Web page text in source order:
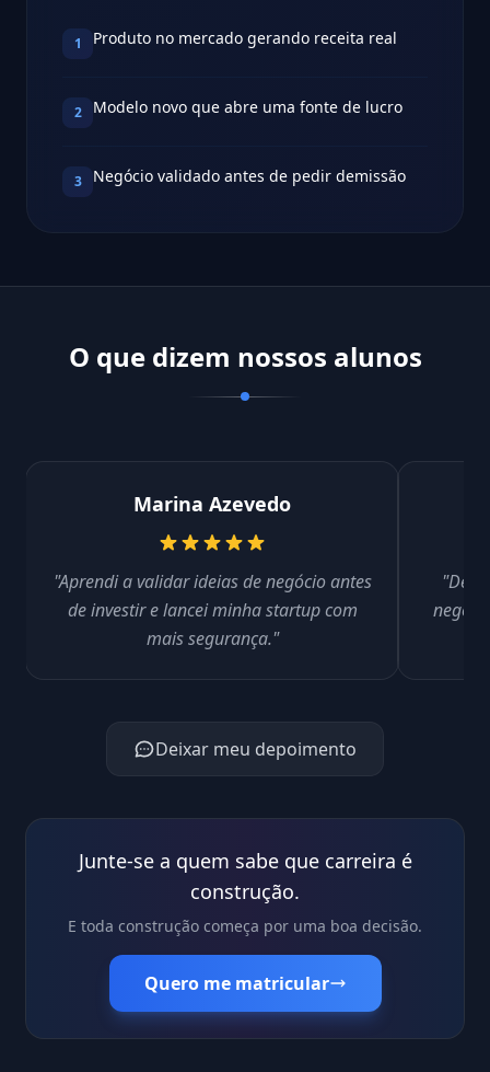
1 Produto no mercado gerando receita real
2 Modelo novo que abre uma fonte de lucro
3 Negócio validado antes de pedir demissão
O que dizem nossos alunos
Marina Azevedo
"Aprendi a validar ideias de negócio antes
de investir e lancei minha startup com
mais segurança."
Deixar meu depoimento
Junte-se a quem sabe que carreira é
construção.
E toda construção começa por uma boa decisão.
Quero me matricular